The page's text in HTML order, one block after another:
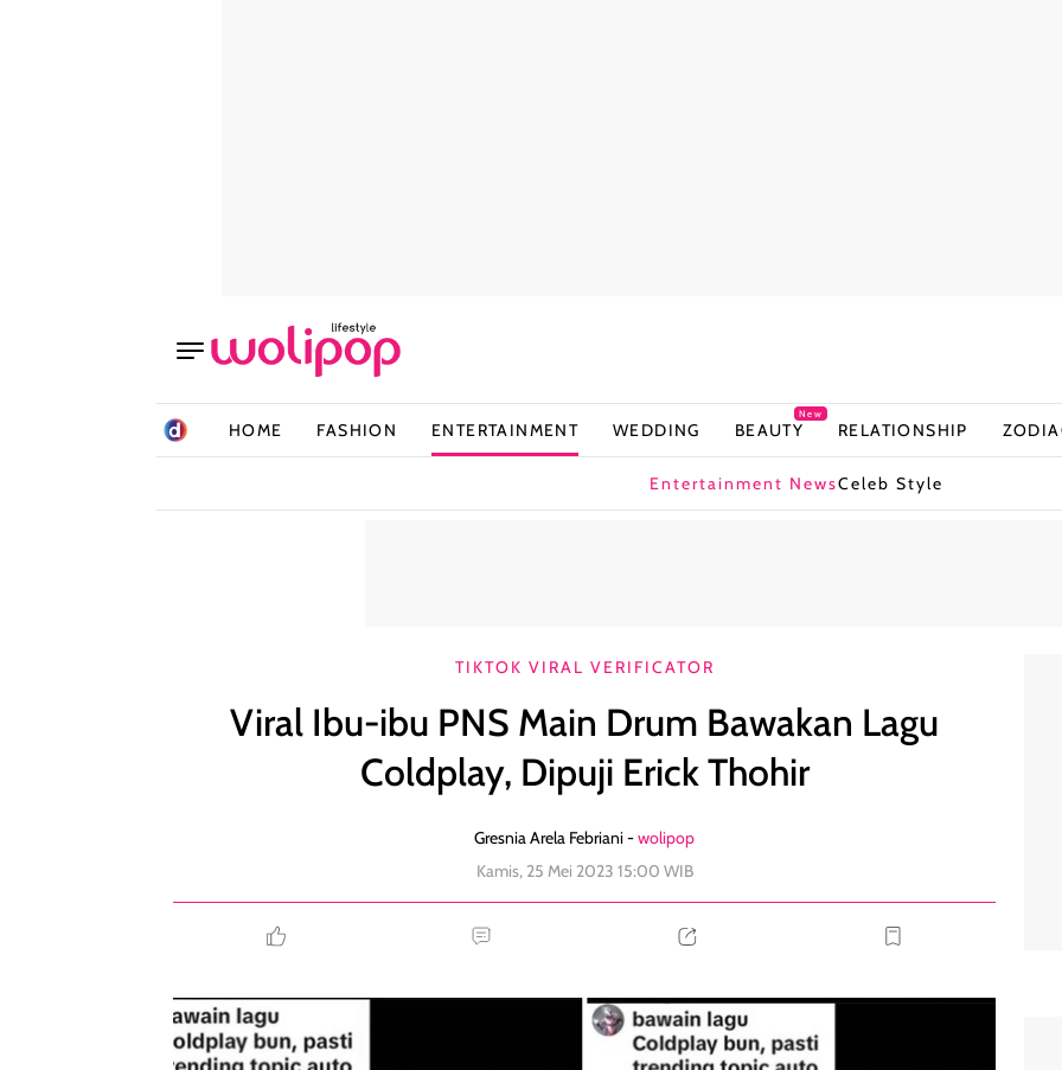
HOME FASHION ENTERTAINMENT WEDDING BEAUTY
New
RELATIONSHIP
Entertainment NewsCeleb Style
TIKTOK VIRAL VERIFICATOR
Viral Ibu-ibu PNS Main Drum Bawakan Lagu
Coldplay, Dipuji Erick Thohir
Gresnia Arela Febriani -wolipop
Kamis, 25 Mei 2023 15:00 WIB